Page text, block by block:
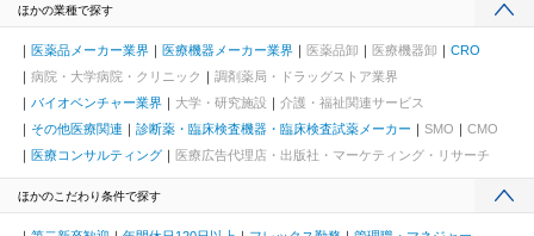
ほかの業種で探す
医薬品メーカー業界 医療機器メーカー業界 医薬品卸 医療機器卸
CRO
病院・大学病院・クリニック
調剤薬局・ドラッグストア業界
バイオベンチャー業界
大学・研究施設
介護・福祉関連サービス
その他医療関連
診断薬・臨床検査機器・臨床検査試薬メーカー SMO
CMO
医療コンサルティング
医療広告代理店・出版社・マーケティング・リサーチ
ほかのこだわり条件で探す